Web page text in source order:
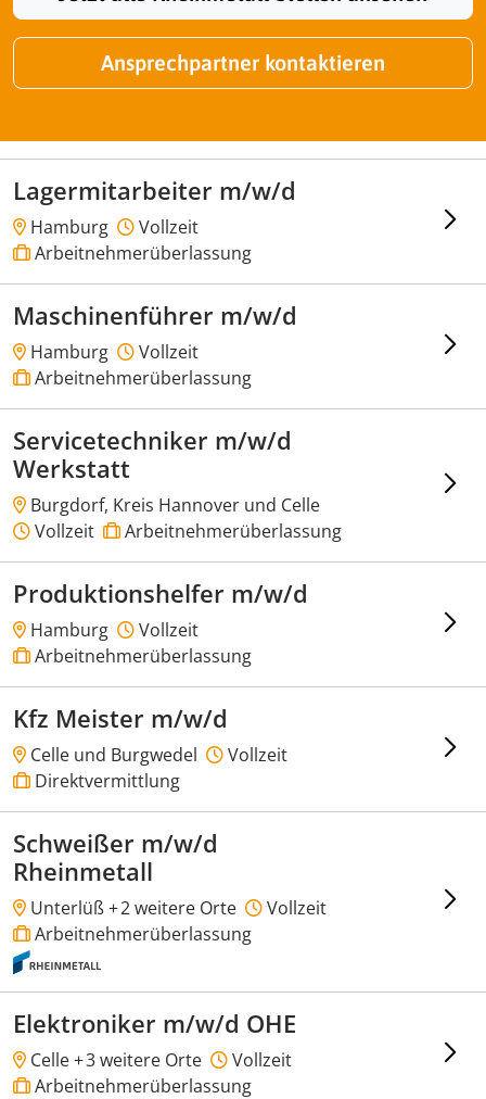
Ansprechpartner kontaktieren
Lagermitarbeiter m/w/d
Hamburg
Vollzeit
Arbeitnehmerüberlassung
Maschinenführer m/w/d
Hamburg
Vollzeit
Arbeitnehmerüberlassung
Servicetechniker m/w/d
Werkstatt
Burgdorf, Kreis Hannover und Celle
Vollzeit
Arbeitnehmerüberlassung
Produktionshelfer m/w/d
Hamburg
Vollzeit
Arbeitnehmerüberlassung
Kfz Meister m/w/d
Celle und Burgwedel
Vollzeit
Direktvermittlung
Schweißer m/w/d
Rheinmetall
Unterlüß +2 weitere Orte
Vollzeit
Arbeitnehmerüberlassung
Elektroniker m/w/d OHE
Celle +3 weitere Orte
Vollzeit
Arbeitnehmerüberlassung